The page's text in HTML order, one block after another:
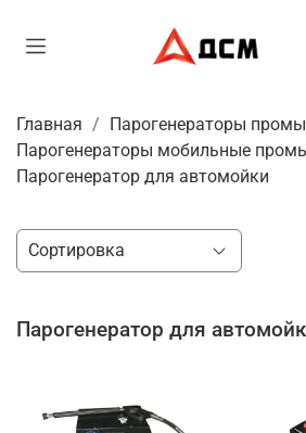
Главная
Парогенераторы
Парогенераторы мобильные
Парогенератор для автомойки
Парогенератор для